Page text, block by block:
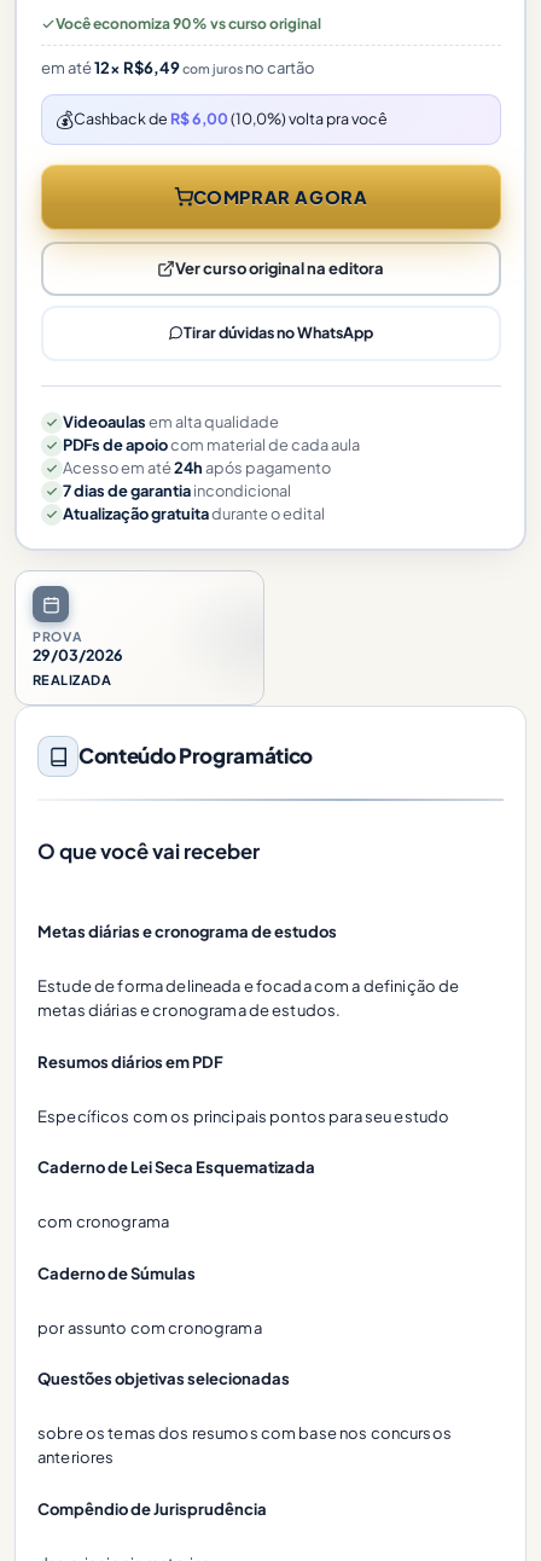
PROVA
29/03/2026
REALIZADA
Conteúdo Programático
O que você vai receber
Metas diárias e cronograma de estudos
Estude de forma delineada e focada com a definição de
metas diárias e cronograma de estudos.
Resumos diários em PDF
Específicos com os principais pontos para seu estudo
Caderno de Lei Seca Esquematizada
com cronograma
Caderno de Súmulas
por assunto com cronograma
Questões objetivas selecionadas
sobre os temas dos resumos com base nos concursos
anteriores
Compêndio de Jurisprudência
Você economiza 90% vs curso original
em até12× R$6,49com jurosno cartão
💰Cashback de R$ 6,00(10,0%) volta pra você
COMPRAR AGORA
Ver curso original na editora
Tirar dúvidas no WhatsApp
Videoaulasem alta qualidade
PDFs de apoiocom material de cada aula
Acesso em até24hapós pagamento
7 dias de garantiaincondicional
Atualização gratuitadurante o edital